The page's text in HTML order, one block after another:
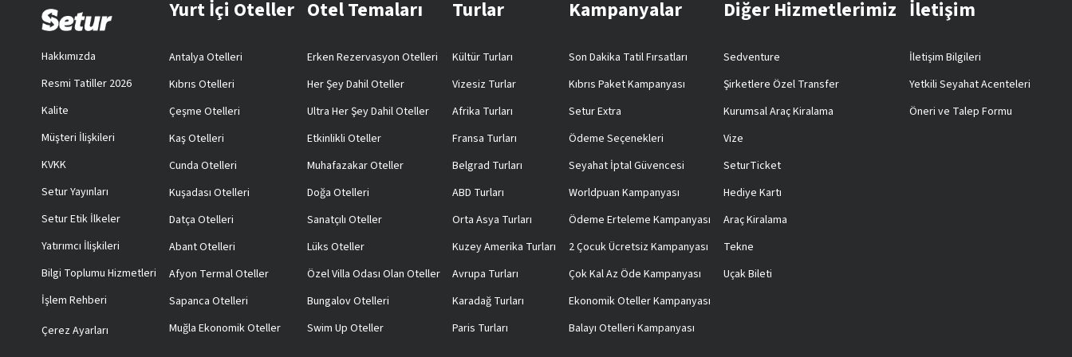
Hakkımızda
Resmi Tatiller 2026
Kalite
Müşteri İlişkileri
KVKK
Setur Yayınları
Setur Etik İlkeler
Yatırımcı İlişkileri
Bilgi Toplumu Hizmetleri
İşlem Rehberi
Çerez Ayarları
Yurt İçi Oteller
Antalya Otelleri
Kıbrıs Otelleri
Çeşme Otelleri
Kaş Otelleri
Cunda Otelleri
Kuşadası Otelleri
Datça Otelleri
Abant Otelleri
Afyon Termal Oteller
Sapanca Otelleri
Muğla Ekonomik Oteller
Otel Temaları
Erken Rezervasyon Otelleri
Her Şey Dahil Oteller
Ultra Her Şey Dahil Oteller
Etkinlikli Oteller
Muhafazakar Oteller
Doğa Otelleri
Sanatçılı Oteller
Lüks Oteller
Özel Villa Odası Olan Oteller
Bungalov Otelleri
Swim Up Oteller
Turlar
Kültür Turları
Vizesiz Turlar
Afrika Turları
Fransa Turları
Belgrad Turları
ABD Turları
Orta Asya Turları
Kuzey Amerika Turları
Avrupa Turları
Karadağ Turları
Paris Turları
Kampanyalar
Son Dakika Tatil Fırsatları
Kıbrıs Paket Kampanyası
Setur Extra
Ödeme Seçenekleri
Seyahat İptal Güvencesi
Worldpuan Kampanyası
Ödeme Erteleme Kampanyası
2 Çocuk Ücretsiz Kampanyası
Çok Kal Az Öde Kampanyası
Ekonomik Oteller Kampanyası
Balayı Otelleri Kampanyası
Diğer Hizmetlerimiz
Sedventure
Şirketlere Özel Transfer
Kurumsal Araç Kiralama
Vize
SeturTicket
Hediye Kartı
Araç Kiralama
Tekne
Uçak Bileti
İletişim
İletişim Bilgileri
Yetkili Seyahat Acenteleri
Öneri ve Talep Formu